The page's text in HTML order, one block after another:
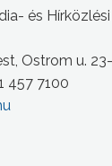
és Hírközlési
Ostrom u.
457 7100